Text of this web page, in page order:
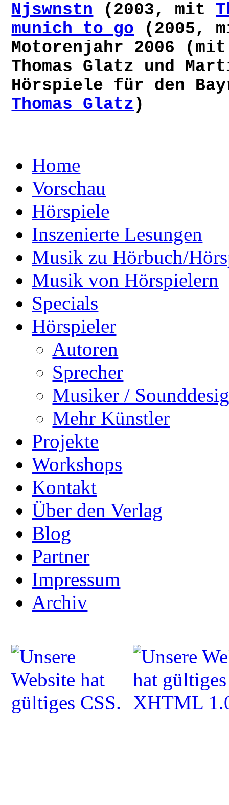
Njswnstn(2003, mit
munich to go(2005,
Motorenjahr 2006
Thomas Glatz und
Hörspiele für den
Thomas Glatz)
Home
Vorschau
Hörspiele
Inszenierte Lesungen
Musik zu Hörbuch/
Musik von Hörspielern
Specials
Hörspieler
Autoren
Sprecher
Musiker /
Mehr Künstler
Projekte
Workshops
Kontakt
Über den Verlag
Blog
Partner
Impressum
Archiv